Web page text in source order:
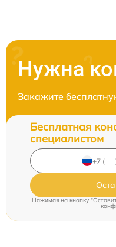
Нужна
Закажите
Бесплатная
специалистом
Нажимая на кнопку